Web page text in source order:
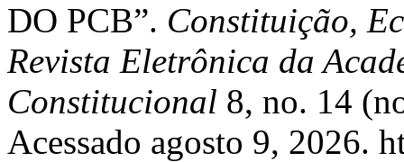
DO PCB”. Constituição,
Revista Eletrônica da
Constitucional 8, no. 14
Acessado agosto 9, 2026.